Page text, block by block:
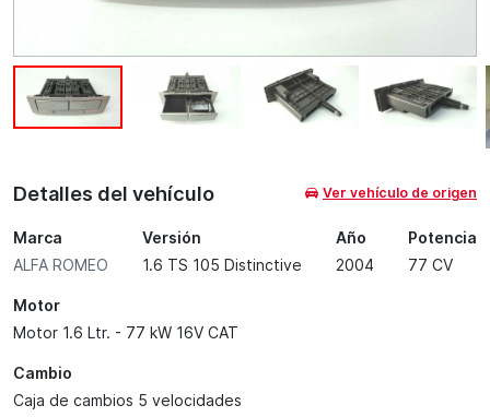
Detalles del vehículo Ver vehículo de origen
Marca
ALFA ROMEO
Versión
1.6 TS 105 Distinctive
Año
2004
Potencia
77 CV
Motor
Motor 1.6 Ltr. - 77 kW 16V CAT
Cambio
Caja de cambios 5 velocidades